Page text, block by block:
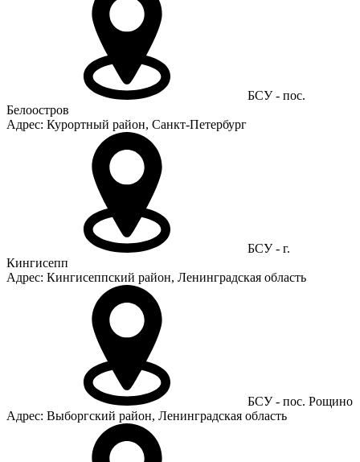
БСУ - пос.
Белоостров
Адрес: Курортный район, Санкт-Петербург
БСУ - г.
Кингисепп
Адрес: Кингисеппский район, Ленинградская область
БСУ - пос. Рощино
Адрес: Выборгский район, Ленинградская область